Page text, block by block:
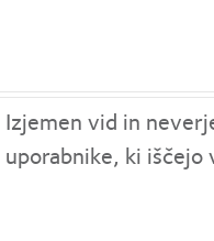
Izjemen vid in
uporabnike, ki